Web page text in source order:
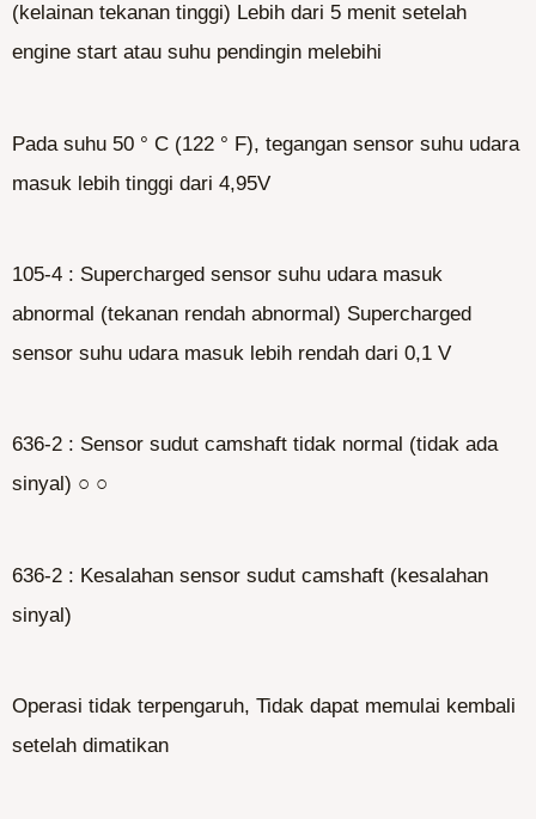
(kelainan tekanan tinggi) Lebih dari 5 menit setelah
engine start atau suhu pendingin melebihi
Pada suhu 50 ° C (122 ° F), tegangan sensor suhu udara
masuk lebih tinggi dari 4,95V
105-4 : Supercharged sensor suhu udara masuk
abnormal (tekanan rendah abnormal) Supercharged
sensor suhu udara masuk lebih rendah dari 0,1 V
636-2 : Sensor sudut camshaft tidak normal (tidak ada
sinyal) ○ ○
636-2 : Kesalahan sensor sudut camshaft (kesalahan
sinyal)
Operasi tidak terpengaruh, Tidak dapat memulai kembali
setelah dimatikan